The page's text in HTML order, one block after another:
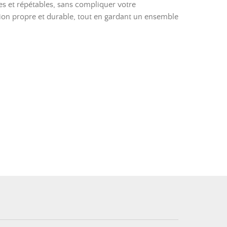
et répétables, sans compliquer votre
propre et durable, tout en gardant un ensemble